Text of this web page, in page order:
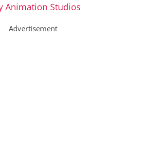
Animation Studios
Advertisement